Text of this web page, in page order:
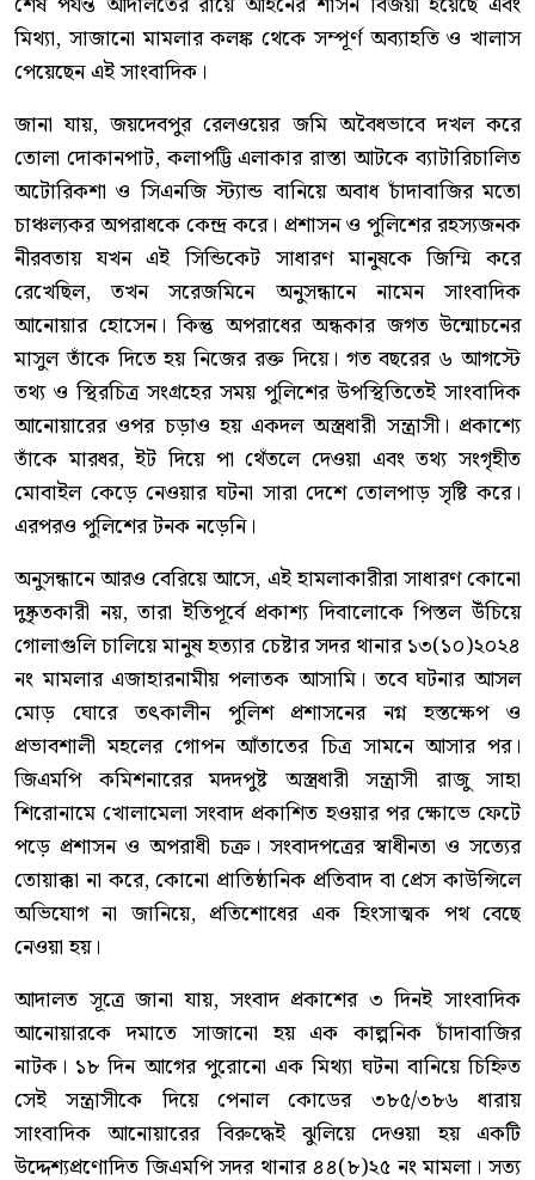
মিথ্যা, সাজানো মামলার কলঙ্ক থেকে সম্পূর্ণ অব্যাহতি ও খালাস
পেয়েছেন এই সাংবাদিক।
জানা যায়, জয়দেবপুর রেলওয়ের জমি অবৈধভাবে দখল করে
তোলা দোকানপাট, কলাপট্টি এলাকার রাস্তা আটকে ব্যাটারিচালিত
অটোরিকশা ও সিএনজি স্ট্যান্ড বানিয়ে অবাধ চাঁদাবাজির মতো
চাঞ্চল্যকর অপরাধকে কেন্দ্র করে। প্রশাসন ও পুলিশের রহস্যজনক
নীরবতায় যখন এই সিন্ডিকেট সাধারণ মানুষকে জিম্মি করে
রেখেছিল, তখন সরেজমিনে অনুসন্ধানে নামেন সাংবাদিক
আনোয়ার হোসেন। কিন্তু অপরাধের অন্ধকার জগত উন্মোচনের
মাসুল তাঁকে দিতে হয় নিজের রক্ত দিয়ে। গত বছরের ৬ আগস্টে
তথ্য ও স্থিরচিত্র সংগ্রহের সময় পুলিশের উপস্থিতিতেই সাংবাদিক
আনোয়ারের ওপর চড়াও হয় একদল অস্ত্রধারী সন্ত্রাসী। প্রকাশ্যে
তাঁকে মারধর, ইট দিয়ে পা থেঁতলে দেওয়া এবং তথ্য সংগৃহীত
মোবাইল কেড়ে নেওয়ার ঘটনা সারা দেশে তোলপাড় সৃষ্টি করে।
এরপরও পুলিশের টনক নড়েনি।
অনুসন্ধানে আরও বেরিয়ে আসে, এই হামলাকারীরা সাধারণ কোনো
দুষ্কৃতকারী নয়, তারা ইতিপূর্বে প্রকাশ্য দিবালোকে পিস্তল উঁচিয়ে
গোলাগুলি চালিয়ে মানুষ হত্যার চেষ্টার সদর থানার ১৩(১০)২০২৪
নং মামলার এজাহারনামীয় পলাতক আসামি। তবে ঘটনার আসল
মোড় ঘোরে তৎকালীন পুলিশ প্রশাসনের নগ্ন হস্তক্ষেপ ও
প্রভাবশালী মহলের গোপন আঁতাতের চিত্র সামনে আসার পর।
জিএমপি কমিশনারের মদদপুষ্ট অস্ত্রধারী সন্ত্রাসী রাজু সাহা
শিরোনামে খোলামেলা সংবাদ প্রকাশিত হওয়ার পর ক্ষোভে ফেটে
পড়ে প্রশাসন ও অপরাধী চক্র। সংবাদপত্রের স্বাধীনতা ও সত্যের
তোয়াক্কা না করে, কোনো প্রাতিষ্ঠানিক প্রতিবাদ বা প্রেস কাউন্সিলে
অভিযোগ না জানিয়ে, প্রতিশোধের এক হিংসাত্মক পথ বেছে
নেওয়া হয়।
আদালত সূত্রে জানা যায়, সংবাদ প্রকাশের ৩ দিনই সাংবাদিক
আনোয়ারকে দমাতে সাজানো হয় এক কাল্পনিক চাঁদাবাজির
নাটক। ১৮ দিন আগের পুরোনো এক মিথ্যা ঘটনা বানিয়ে চিহ্নিত
সেই সন্ত্রাসীকে দিয়ে পেনাল কোডের ৩৮৫/৩৮৬ ধারায়
সাংবাদিক আনোয়ারের বিরুদ্ধেই ঝুলিয়ে দেওয়া হয় একটি
উদ্দেশ্যপ্রণোদিত জিএমপি সদর থানার ৪৪(৮)২৫ নং মামলা। সত্য